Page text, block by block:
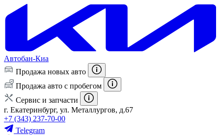
Автобан-Киа
Продажа новых авто
Продажа авто с пробегом
Сервис и запчасти
г. Екатеринбург, ул. Металлургов, д.67
+7 (343) 237-70-00
Telegram